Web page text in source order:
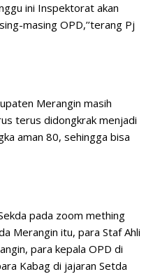
ini Inspektorat akan
masing OPD,’’terang Pj
Merangin masih
terus didongkrak menjadi
aman 80, sehingga bisa
pada zoom mething
Merangin itu, para Staf Ahli
para kepala OPD di
Kabag di jajaran Setda